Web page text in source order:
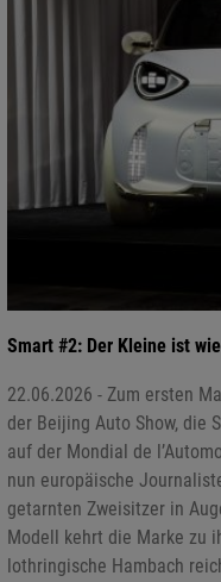
Smart #2: Der Kleine ist
22.06.2026 - Zum ersten
der Beijing Auto Show, die
auf der Mondial de
nun europäische
getarnten Zweisitzer in
Modell kehrt die Marke zu
lothringische Hambach